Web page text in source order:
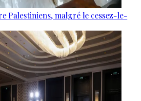
Palestiniens, malgré le cessez-le-